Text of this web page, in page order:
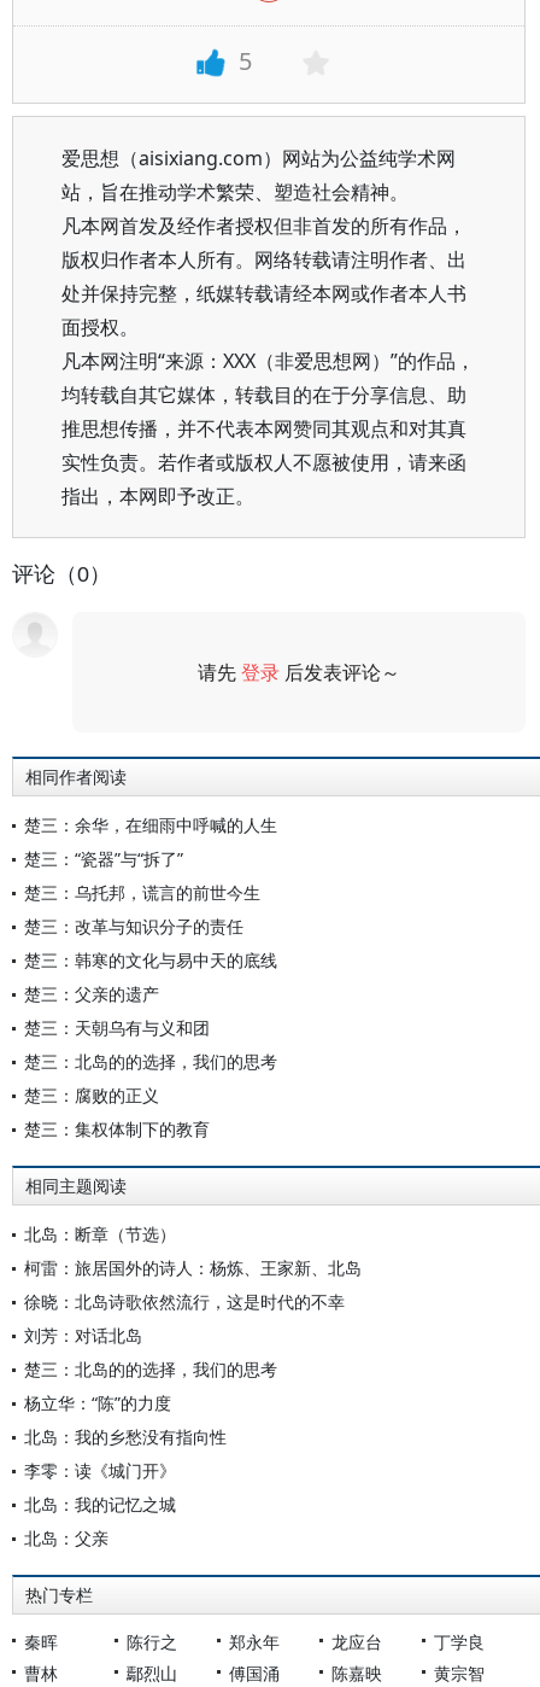
5
爱思想（aisixiang.com）网站为公益纯学术网
站，旨在推动学术繁荣、塑造社会精神。
凡本网首发及经作者授权但非首发的所有作品，
版权归作者本人所有。网络转载请注明作者、出
处并保持完整，纸媒转载请经本网或作者本人书
面授权。
凡本网注明“来源：XXX（非爱思想网）”的作品，
均转载自其它媒体，转载目的在于分享信息、助
推思想传播，并不代表本网赞同其观点和对其真
实性负责。若作者或版权人不愿被使用，请来函
指出，本网即予改正。
评论（0）
请先登录 后发表评论～
相同作者阅读
楚三：余华，在细雨中呼喊的人生
楚三：“瓷器”与“拆了”
楚三：乌托邦，谎言的前世今生
楚三：改革与知识分子的责任
楚三：韩寒的文化与易中天的底线
楚三：父亲的遗产
楚三：天朝乌有与义和团
楚三：北岛的的选择，我们的思考
楚三：腐败的正义
楚三：集权体制下的教育
相同主题阅读
北岛：断章（节选）
柯雷：旅居国外的诗人：杨炼、王家新、北岛
徐晓：北岛诗歌依然流行，这是时代的不幸
刘芳：对话北岛
楚三：北岛的的选择，我们的思考
杨立华：“陈”的力度
北岛：我的乡愁没有指向性
李零：读《城门开》
北岛：我的记忆之城
北岛：父亲
热门专栏
秦晖 陈行之 郑永年 龙应台
丁学良
曹林
鄢烈山 傅国涌 陈嘉映 黄宗智